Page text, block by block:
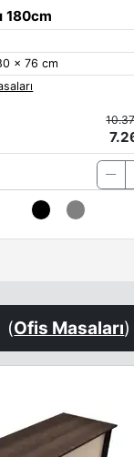
180cm
x 76 cm
(Ofis Masaları)